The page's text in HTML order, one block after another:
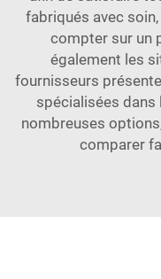
fabriqués avec
compter sur un
également les
fournisseurs
spécialisées
nombreuses
comparer